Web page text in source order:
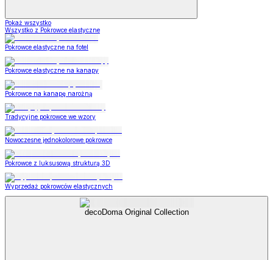
Pokaż wszystko
Wszystko z Pokrowce elastyczne
Pokrowce elastyczne na fotel
Pokrowce elastyczne na kanapy
Pokrowce na kanapę narożną
Tradycyjne pokrowce we wzory
Nowoczesne jednokolorowe pokrowce
Pokrowce z luksusową strukturą 3D
Wyprzedaż pokrowców elastycznych
decoDoma Original Collection